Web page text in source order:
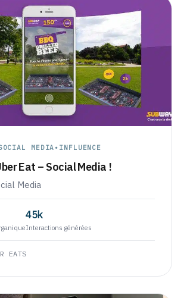
MEDIA • INFLUENCE
Eat – Social Media !
Media
45k
Interactions générées
EATS